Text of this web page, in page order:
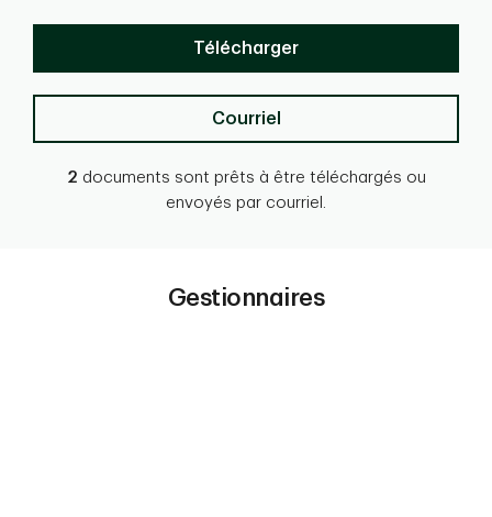
Télécharger
Courriel
2 documents sont prêts à être téléchargés ou
envoyés par courriel.
Gestionnaires